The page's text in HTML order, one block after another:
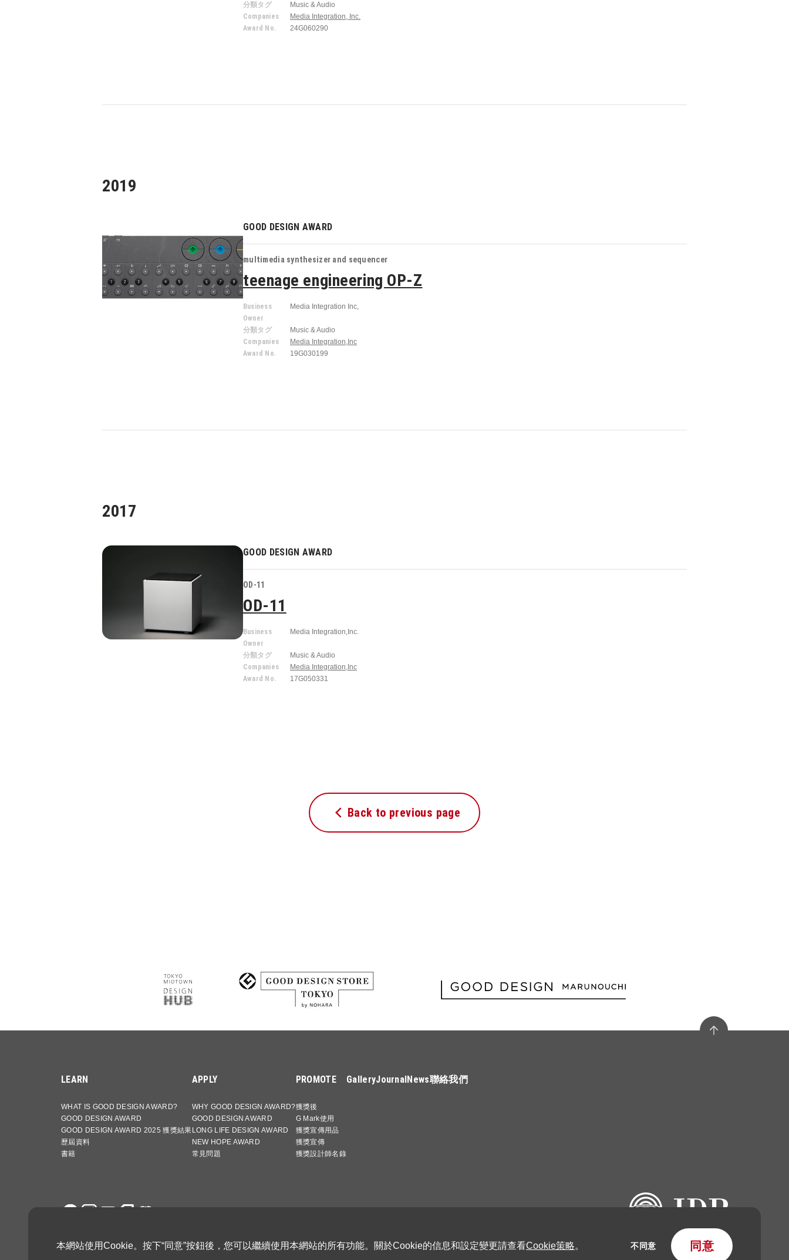
分類タグ
Music & Audio
Companies
Media Integration, Inc.
Award No.
24G060290
2019
GOOD DESIGN AWARD
multimedia synthesizer and sequencer
teenage engineering OP-Z
Business
Owner
Media Integration Inc,
分類タグ
Music & Audio
Companies
Media Integration,Inc
Award No.
19G030199
2017
GOOD DESIGN AWARD
OD-11
OD-11
Business
Owner
Media Integration,Inc.
分類タグ
Music & Audio
Companies
Media Integration,Inc
Award No.
17G050331
Back to previous page
LEARN
WHAT IS GOOD DESIGN AWARD?
GOOD DESIGN AWARD
GOOD DESIGN AWARD 2025 獲獎結果
歷屆資料
書籍
APPLY
WHY GOOD DESIGN AWARD?
GOOD DESIGN AWARD
LONG LIFE DESIGN AWARD
NEW HOPE AWARD
常見問題
PROMOTE
獲獎後
G Mark使用
獲獎宣傳用品
獲獎宣傳
獲獎設計師名錄
GalleryJournalNews聯絡我們
GOOD DESIGN AWARD 由日本設計振興會（Japan Institute of Design Promotion）主辦
本網站使用Cookie。按下“同意”按鈕後，您可以繼續使用本網站的所有功能。關於Cookie的信息和設定變更請查看Cookie策略。 不同意 同意